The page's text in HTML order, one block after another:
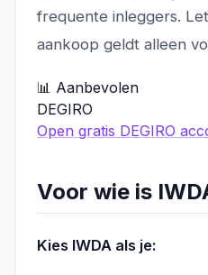
frequente inleggers.
aankoop geldt alleen
📊 Aanbevolen
DEGIRO
Open gratis DEGIRO
Voor wie is
Kies IWDA als je: